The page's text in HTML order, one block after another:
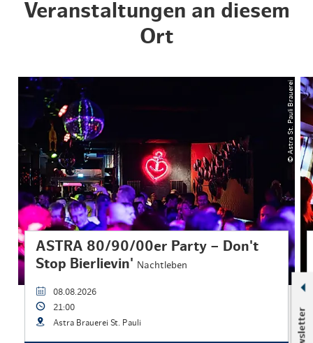
Veranstaltungen an diesem
Ort
© Astra St. Pauli Brauerei
ASTRA 80/90/00er Party – Don't
Stop Bierlievin' Nachtleben
08.08.2026
21:00
Astra Brauerei St. Pauli